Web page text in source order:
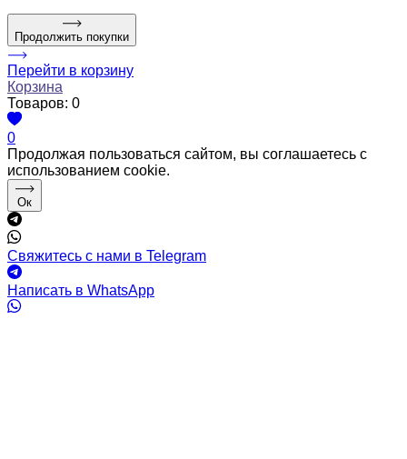
Продолжить покупки
Перейти в корзину
Корзина
Товаров: 0
0
Продолжая пользоваться сайтом, вы соглашаетесь с
использованием cookie.
Ок
Свяжитесь с нами в Telegram
Написать в WhatsApp